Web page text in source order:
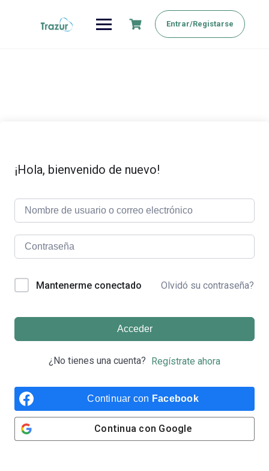
Entrar/Registarse
¡Hola, bienvenido de nuevo!
Mantenerme conectado Olvidó su contraseña?
Acceder
¿No tienes una cuenta? Regístrate ahora
Continuar con Facebook
Continua con Google